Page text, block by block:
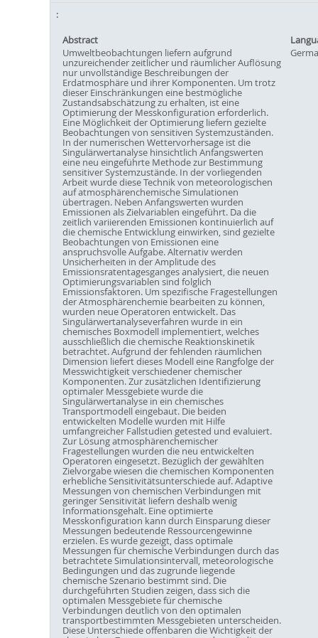
Abstract
Umweltbeobachtungen liefern aufgrund
unzureichender zeitlicher und räumlicher Auflösung
nur unvollständige Beschreibungen der
Erdatmosphäre und ihrer Komponenten. Um trotz
dieser Einschränkungen eine bestmögliche
Zustandsabschätzung zu erhalten, ist eine
Optimierung der Messkonfiguration erforderlich.
Eine Möglichkeit der Optimierung liefern gezielte
Beobachtungen von sensitiven Systemzuständen.
In der numerischen Wettervorhersage ist die
Singulärwertanalyse hinsichtlich Anfangswerten
eine neu eingeführte Methode zur Bestimmung
sensitiver Systemzustände. In der vorliegenden
Arbeit wurde diese Technik von meteorologischen
auf atmosphärenchemische Simulationen
übertragen. Neben Anfangswerten wurden
Emissionen als Zielvariablen eingeführt. Da die
zeitlich variierenden Emissionen kontinuierlich auf
die chemische Entwicklung einwirken, sind gezielte
Beobachtungen von Emissionen eine
anspruchsvolle Aufgabe. Alternativ werden
Unsicherheiten in der Amplitude des
Emissionsratentagesganges analysiert, die neuen
Optimierungsvariablen sind folglich
Emissionsfaktoren. Um spezifische Fragestellungen
der Atmosphärenchemie bearbeiten zu können,
wurden neue Operatoren entwickelt. Das
Singulärwertanalyseverfahren wurde in ein
chemisches Boxmodell implementiert, welches
ausschließlich die chemische Reaktionskinetik
betrachtet. Aufgrund der fehlenden räumlichen
Dimension liefert dieses Modell eine Rangfolge der
Messwichtigkeit verschiedener chemischer
Komponenten. Zur zusätzlichen Identifizierung
optimaler Messgebiete wurde die
Singulärwertanalyse in ein chemisches
Transportmodell eingebaut. Die beiden
entwickelten Modelle wurden mit Hilfe
umfangreicher Fallstudien getested und evaluiert.
Zur Lösung atmosphärenchemischer
Fragestellungen wurden die neu entwickelten
Operatoren eingesetzt. Bezüglich der gewählten
Zielvorgabe wiesen die chemischen Komponenten
erhebliche Sensitivitätsunterschiede auf. Adaptive
Messungen von chemischen Verbindungen mit
geringer Sensitivität liefern deshalb wenig
Informationsgehalt. Eine optimierte
Messkonfiguration kann durch Einsparung dieser
Messungen bedeutende Ressourcengewinne
erzielen. Es wurde gezeigt, dass optimale
Messungen für chemische Verbindungen durch das
betrachtete Simulationsintervall, meteorologische
Bedingungen und das zugrunde liegende
chemische Szenario bestimmt sind. Die
durchgeführten Studien zeigen, dass sich die
optimalen Messgebiete für chemische
Verbindungen deutlich von den optimalen
transportbestimmten Messgebieten unterscheiden.
Diese Unterschiede offenbaren die Wichtigkeit der